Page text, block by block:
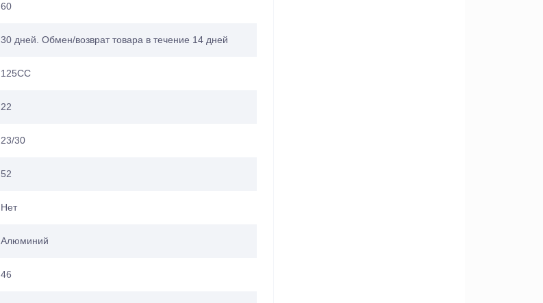
60
30 дней. Обмен/возврат товара в течение 14 дней
125СС
22
23/30
52
Нет
Алюминий
46